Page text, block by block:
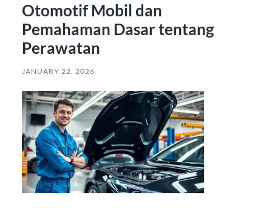
Otomotif Mobil dan
Pemahaman Dasar tentang
Perawatan
JANUARY 22, 2026